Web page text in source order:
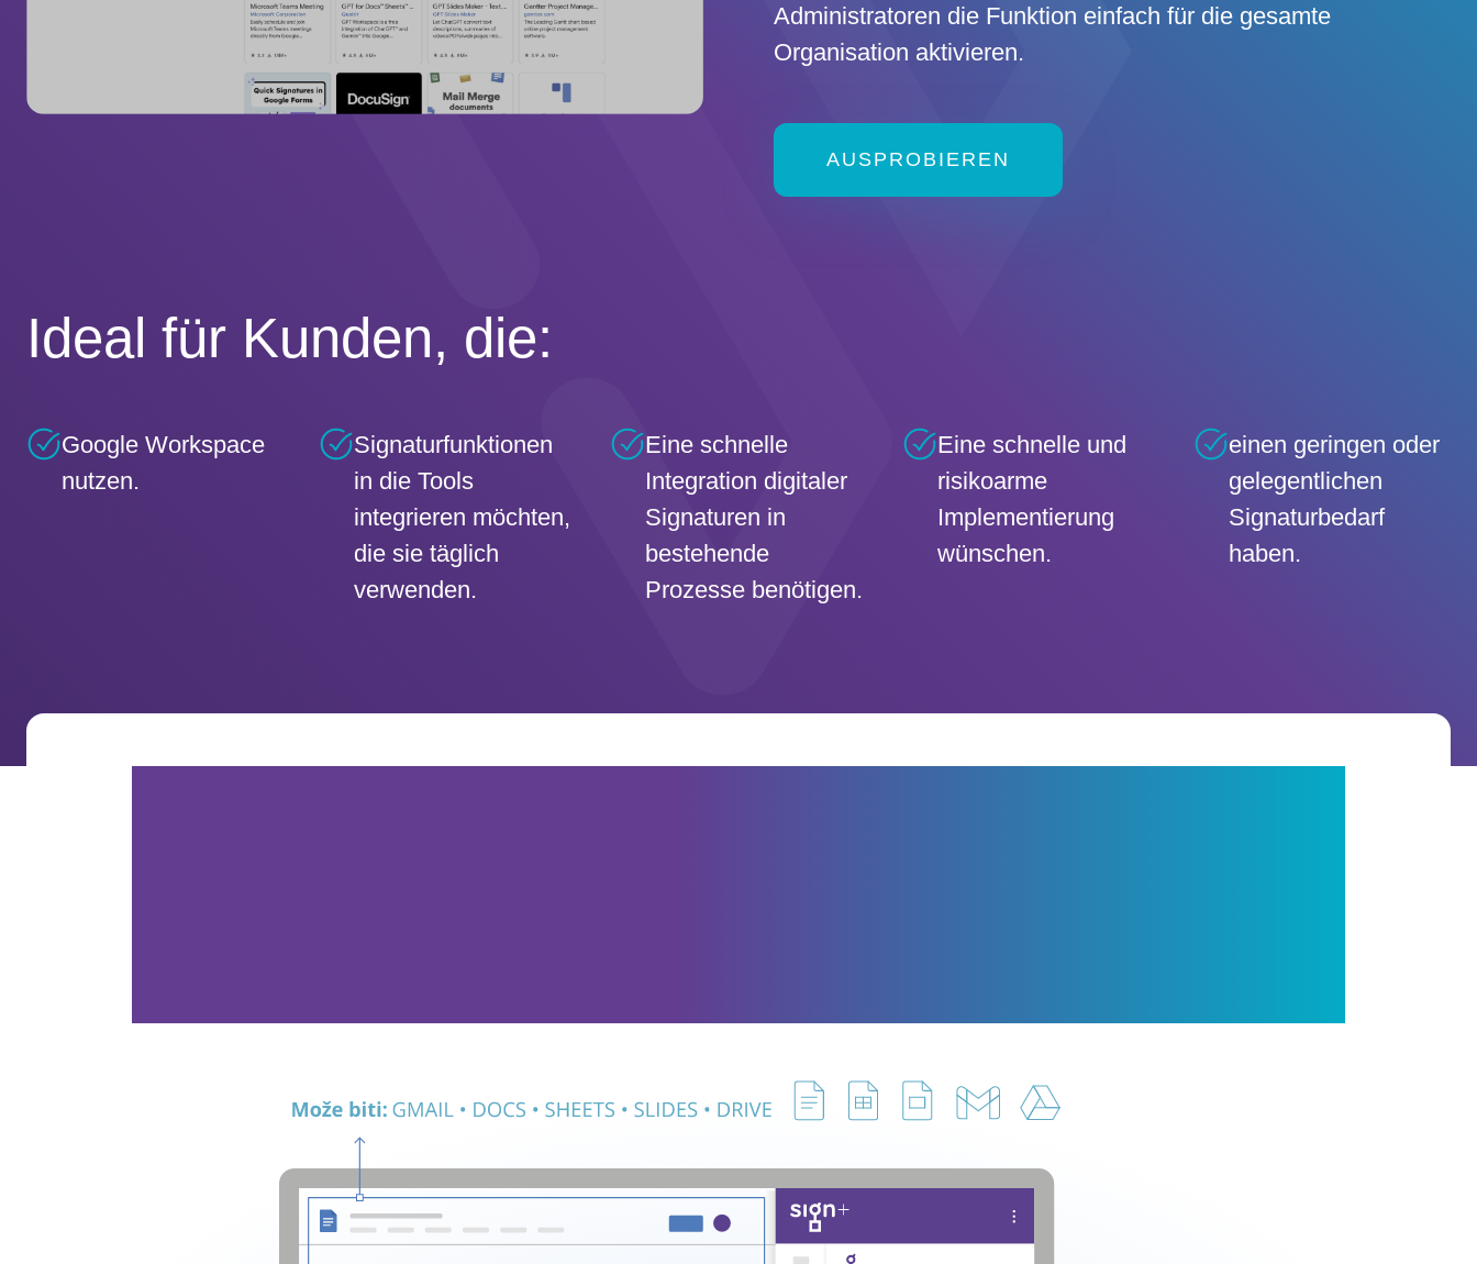
Administratoren die Funktion einfach für die gesamte
Organisation aktivieren.
AUSPROBIEREN
Ideal für Kunden, die:
Google Workspace
nutzen.
Signaturfunktionen
in die Tools
integrieren möchten,
die sie täglich
verwenden.
Eine schnelle
Integration digitaler
Signaturen in
bestehende
Prozesse benötigen.
Eine schnelle und
risikoarme
Implementierung
wünschen.
einen geringen oder
gelegentlichen
Signaturbedarf
haben.